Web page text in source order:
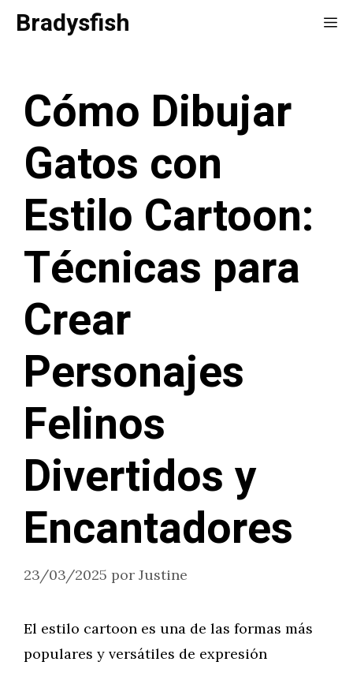
SaltarBradysfish
Cómo Dibujar
Gatos con
Estilo Cartoon:
Técnicas para
Crear
Personajes
Felinos
Divertidos y
Encantadores
23/03/2025 por Justine
El estilo cartoon es una de las formas más
populares y versátiles de expresión